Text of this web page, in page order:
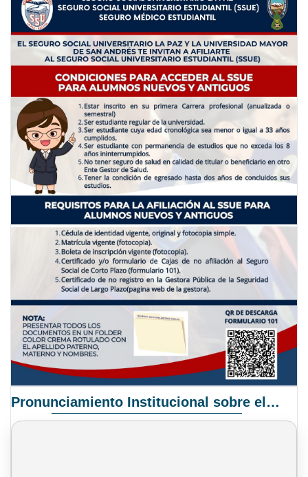
Pronunciamiento Institucional sobre el Proyecto de Ley N° 068/2025-2026 C.S.